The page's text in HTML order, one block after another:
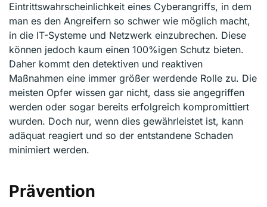
Eintrittswahrscheinlichkeit eines Cyberangriffs, in dem
man es den Angreifern so schwer wie möglich macht,
in die IT-Systeme und Netzwerk einzubrechen. Diese
können jedoch kaum einen 100%igen Schutz bieten.
Daher kommt den detektiven und reaktiven
Maßnahmen eine immer größer werdende Rolle zu. Die
meisten Opfer wissen gar nicht, dass sie angegriffen
werden oder sogar bereits erfolgreich kompromittiert
wurden. Doch nur, wenn dies gewährleistet ist, kann
adäquat reagiert und so der entstandene Schaden
minimiert werden.
Prävention